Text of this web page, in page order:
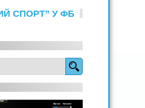
СПОРТ” У ФБ